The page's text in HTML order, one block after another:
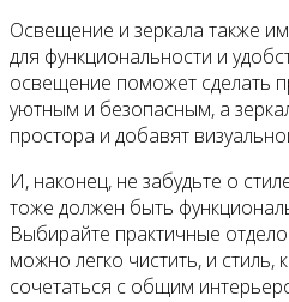
Освещение и зеркала также
для функциональности и
освещение поможет сделать
уютным и безопасным, а
простора и добавят
И, наконец, не забудьте о
тоже должен быть
Выбирайте практичные
можно легко чистить, и
сочетаться с общим